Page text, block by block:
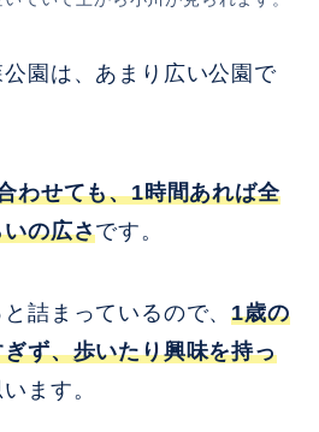
園は、あまり広い公園で
わせても、1時間あれば全
の広さです。
詰まっているので、1歳の
ず、歩いたり興味を持っ
ます。